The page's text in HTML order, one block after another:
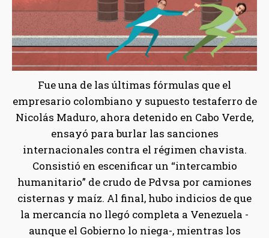
Fue una de las últimas fórmulas que el
empresario colombiano y supuesto testaferro de
Nicolás Maduro, ahora detenido en Cabo Verde,
ensayó para burlar las sanciones
internacionales contra el régimen chavista.
Consistió en escenificar un “intercambio
humanitario” de crudo de Pdvsa por camiones
cisternas y maíz. Al final, hubo indicios de que
la mercancía no llegó completa a Venezuela -
aunque el Gobierno lo niega-, mientras los